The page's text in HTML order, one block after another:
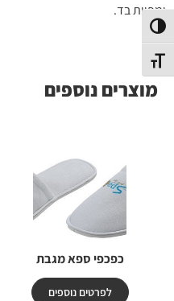
הפעל/כבה ניגודיות גבוהה
מתג גודל גופן
ומפיות בד.
מוצרים נוספים
כפכפי ספא מגבת
לפרטים נוספים